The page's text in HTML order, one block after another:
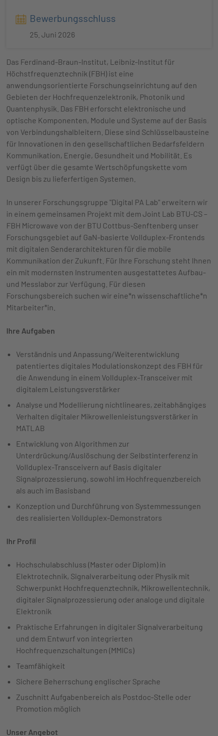
Bewerbungsschluss
25. Juni 2026
Das Ferdinand-Braun-Institut, Leibniz-Institut für
Höchstfrequenztechnik (FBH) ist eine
anwendungsorientierte Forschungseinrichtung auf den
Gebieten der Hochfrequenzelektronik, Photonik und
Quantenphysik. Das FBH erforscht elektronische und
optische Komponenten, Module und Systeme auf der Basis
von Verbindungshalbleitern. Diese sind Schlüsselbausteine
für Innovationen in den gesellschaftlichen Bedarfsfeldern
Kommunikation, Energie, Gesundheit und Mobilität. Es
verfügt über die gesamte Wertschöpfungskette vom
Design bis zu lieferfertigen Systemen.
In unserer Forschungsgruppe "Digital PA Lab" erweitern wir
in einem gemeinsamen Projekt mit dem Joint Lab BTU-CS –
FBH Microwave von der BTU Cottbus-Senftenberg unser
Forschungsgebiet auf GaN-basierte Vollduplex-Frontends
mit digitalen Senderarchitekturen für die mobile
Kommunikation der Zukunft. Für Ihre Forschung steht Ihnen
ein mit modernsten Instrumenten ausgestattetes Aufbau-
und Messlabor zur Verfügung. Für diesen
Forschungsbereich suchen wir eine*n wissenschaftliche*n
Mitarbeiter*in.
Ihre Aufgaben
Verständnis und Anpassung/Weiterentwicklung
patentiertes digitales Modulationskonzept des FBH für
die Anwendung in einem Vollduplex-Transceiver mit
digitalem Leistungsverstärker
Analyse und Modellierung nichtlineares, zeitabhängiges
Verhalten digitaler Mikrowellenleistungsverstärker in
MATLAB
Entwicklung von Algorithmen zur
Unterdrückung/Auslöschung der Selbstinterferenz in
Vollduplex-Transceivern auf Basis digitaler
Signalprozessierung, sowohl im Hochfrequenzbereich
als auch im Basisband
Konzeption und Durchführung von Systemmessungen
des realisierten Vollduplex-Demonstrators
Ihr Profil
Hochschulabschluss (Master oder Diplom) in
Elektrotechnik, Signalverarbeitung oder Physik mit
Schwerpunkt Hochfrequenztechnik, Mikrowellentechnik,
digitaler Signalprozessierung oder analoge und digitale
Elektronik
Praktische Erfahrungen in digitaler Signalverarbeitung
und dem Entwurf von integrierten
Hochfrequenzschaltungen (MMICs)
Teamfähigkeit
Sichere Beherrschung englischer Sprache
Zuschnitt Aufgabenbereich als Postdoc-Stelle oder
Promotion möglich
Unser Angebot